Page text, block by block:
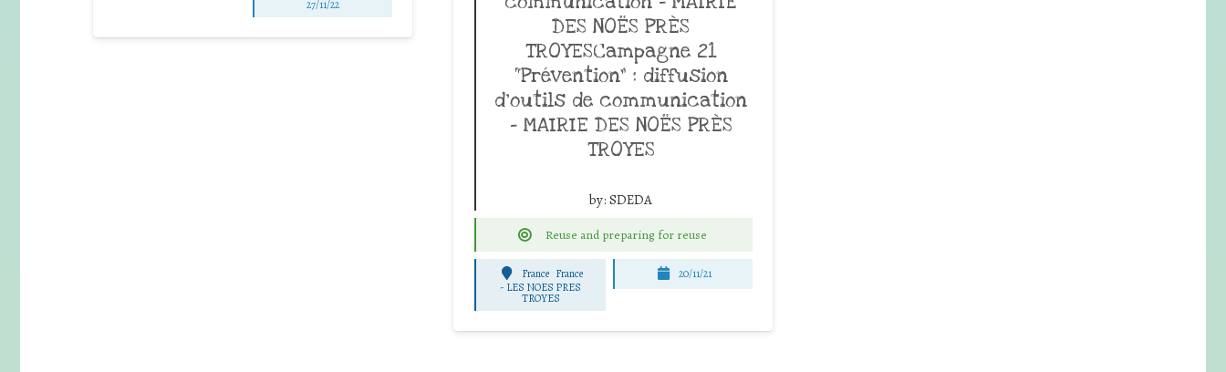
27/11/22
DES NOËS PRÈS
TROYESCampagne 21
“Prévention” : diffusion
d’outils de communication
– MAIRIE DES NOËS PRÈS
TROYES
by: SDEDA
Reuse and preparing for reuse
France France
- LES NOES PRES
TROYES
20/11/21